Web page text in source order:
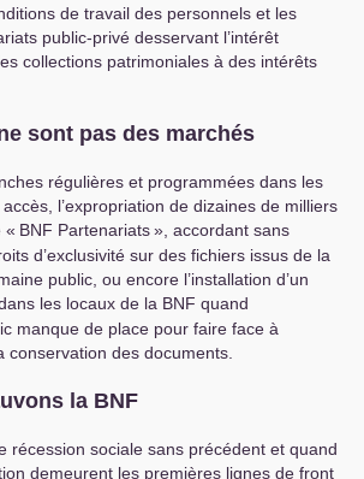
de travail des personnels et les
public-privé desservant l’intérêt
collections patrimoniales à des intérêts
sont pas des marchés
régulières et programmées dans les
l’expropriation de dizaines de milliers
« BNF Partenariats», accordant sans
d’exclusivité sur des fichiers issus de la
public, ou encore l’installation d’un
les locaux de la BNF quand
manque de place pour faire face à
conservation des documents.
la BNF
récession sociale sans précédent et quand
demeurent les premières lignes de front